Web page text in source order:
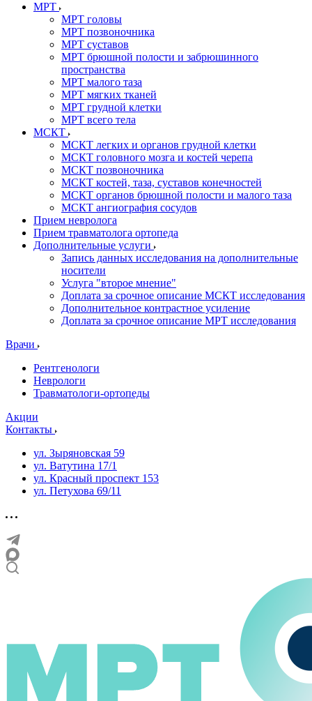
МРТ
МРТ головы
МРТ позвоночника
МРТ суставов
МРТ брюшной полости и забрюшинного
пространства
МРТ малого таза
МРТ мягких тканей
МРТ грудной клетки
МРТ всего тела
МСКТ
МСКТ легких и органов грудной клетки
МСКТ головного мозга и костей черепа
МСКТ позвоночника
МСКТ костей, таза, суставов конечностей
МСКТ органов брюшной полости и малого таза
МСКТ ангиография сосудов
Прием невролога
Прием травматолога ортопеда
Дополнительные услуги
Запись данных исследования на дополнительные
носители
Услуга "второе мнение"
Доплата за срочное описание МСКТ исследования
Дополнительное контрастное усиление
Доплата за срочное описание МРТ исследования
Врачи
Рентгенологи
Неврологи
Травматологи-ортопеды
Акции
Контакты
ул. Зыряновская 59
ул. Ватутина 17/1
ул. Красный проспект 153
ул. Петухова 69/11